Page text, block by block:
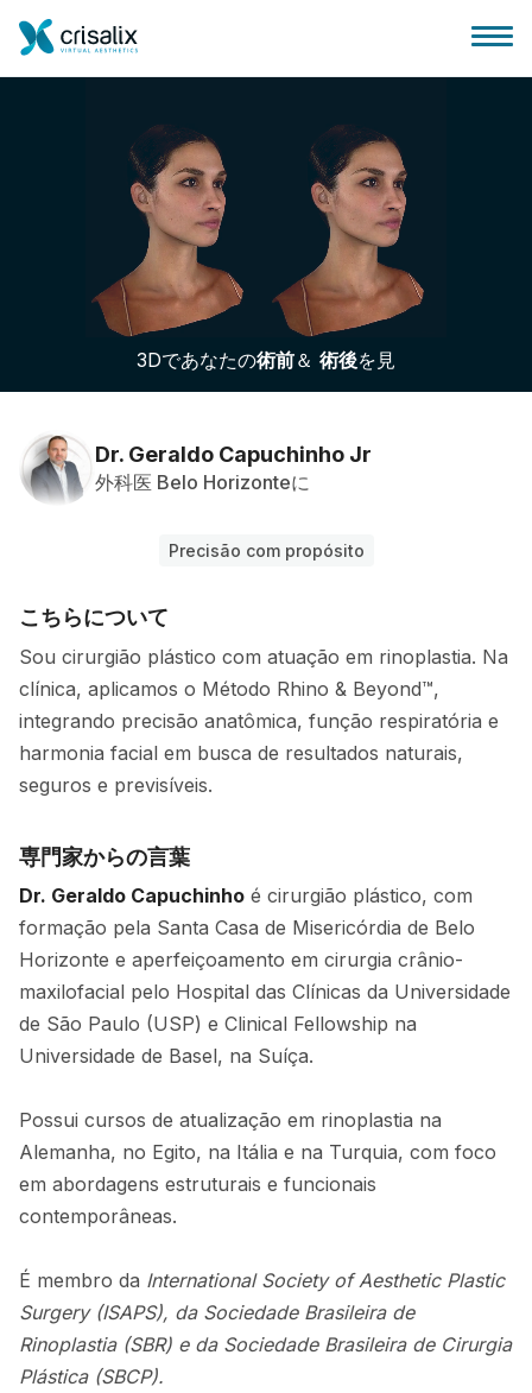
外科医ホーム
3Dビジネスプラットフォーム
サブスクリプションプラン
患者様のレビュー
3Dであなたの術前＆ 術後を見
Dr. Geraldo Capuchinho Jr
外科医 Belo Horizonteに
Precisão com propósito
こちらについて
Sou cirurgião plástico com atuação em rinoplastia. Na
clínica, aplicamos o Método Rhino & Beyond™,
integrando precisão anatômica, função respiratória e
harmonia facial em busca de resultados naturais,
seguros e previsíveis.
専門家からの言葉
Dr. Geraldo Capuchinho é cirurgião plástico, com
formação pela Santa Casa de Misericórdia de Belo
Horizonte e aperfeiçoamento em cirurgia crânio-
maxilofacial pelo Hospital das Clínicas da Universidade
de São Paulo (USP) e Clinical Fellowship na
Universidade de Basel, na Suíça.
Possui cursos de atualização em rinoplastia na
Alemanha, no Egito, na Itália e na Turquia, com foco
em abordagens estruturais e funcionais
contemporâneas.
É membro da International Society of Aesthetic Plastic
Surgery (ISAPS), da Sociedade Brasileira de
Rinoplastia (SBR) e da Sociedade Brasileira de Cirurgia
Plástica (SBCP).